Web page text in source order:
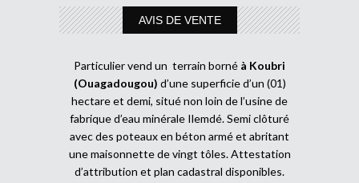
AVIS DE VENTE
Particulier vend un terrain borné à Koubri
(Ouagadougou) d’une superficie d’un (01)
hectare et demi, situé non loin de l’usine de
fabrique d’eau minérale Ilemdé. Semi clôturé
avec des poteaux en béton armé et abritant
une maisonnette de vingt tôles. Attestation
d’attribution et plan cadastral disponibles.